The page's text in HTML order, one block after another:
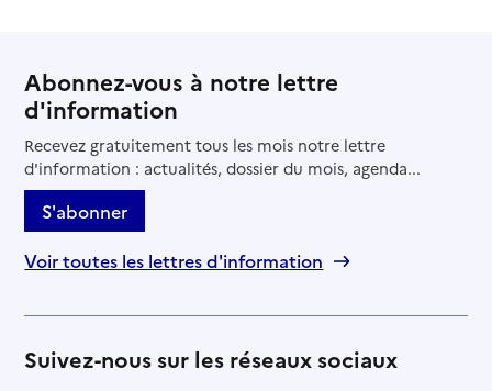
Abonnez-vous à notre lettre
d'information
Recevez gratuitement tous les mois notre lettre
d'information : actualités, dossier du mois, agenda...
S'abonner
Voir toutes les lettres d'information
Suivez-nous sur les réseaux sociaux